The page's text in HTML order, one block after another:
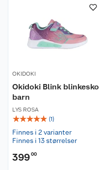
OKIDOKI
Okidoki Blink blinkesko
barn
LYS ROSA
☆☆☆☆☆ (1)
Finnes i 2 varianter
Finnes i 13 størrelser
39900